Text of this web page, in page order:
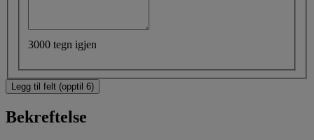
3000 tegn igjen
Legg til felt (opptil 6)
Bekreftelse